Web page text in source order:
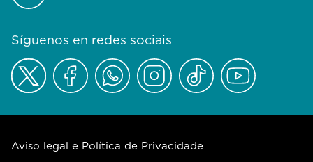
Síguenos en redes sociais
Aviso legal e Política de Privacidade